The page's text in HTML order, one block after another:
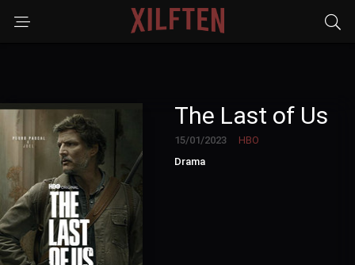
The Last of Us
15/01/2023
HBO
Drama